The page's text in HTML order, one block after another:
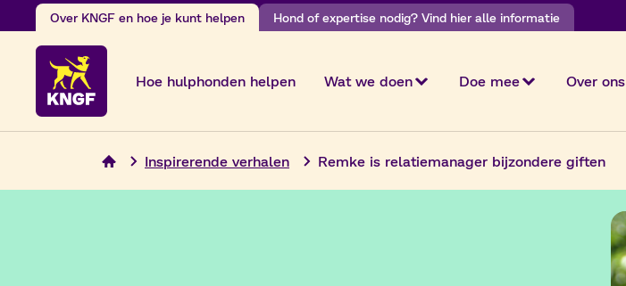
inhoud
Over KNGF en hoe je kunt helpen Hond of expertise nodig? Vind hier alle informatie
Hoe hulphonden helpen Wat we doen Doe mee Over ons
Inspirerende verhalen Remke is relatiemanager bijzondere giften